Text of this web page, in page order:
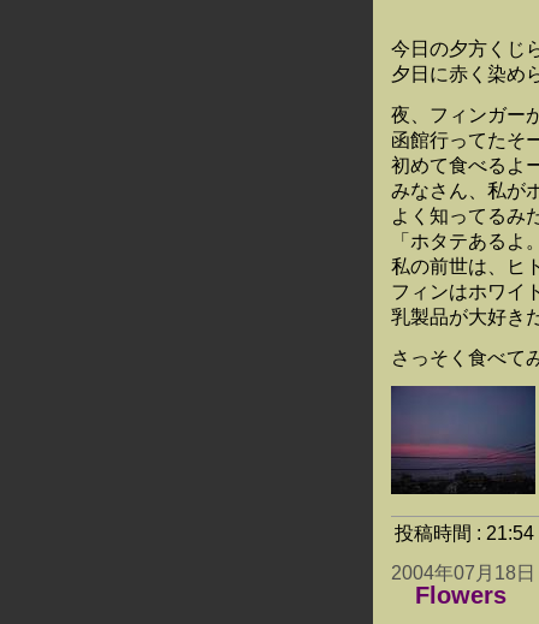
今日の夕方くじ
夕日に赤く染め
夜、フィンガー
函館行ってたそ
初めて食べるよ
みなさん、私が
よく知ってるみ
「ホタテあるよ
私の前世は、ヒ
フィンはホワイ
乳製品が大好き
さっそく食べて
投稿時間 :
2004年07月18日
Flowers